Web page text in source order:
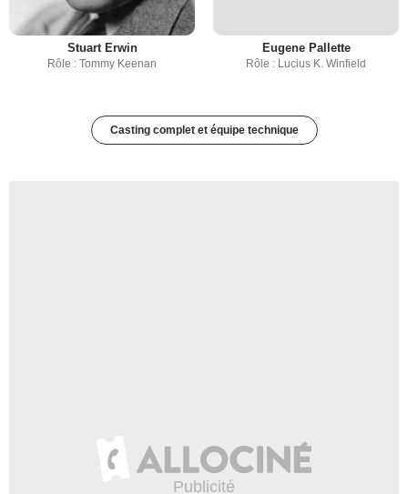
Stuart Erwin
Rôle : Tommy Keenan
Eugene Pallette
Rôle : Lucius K. Winfield
Casting complet et équipe technique